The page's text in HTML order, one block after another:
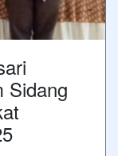
Sidang